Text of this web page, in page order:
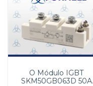
O Módulo IGBT
SKM50GB063D 50A